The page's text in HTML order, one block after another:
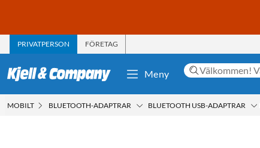
PRIVATPERSON FÖRETAG
Meny
MOBILT BLUETOOTH-ADAPTRAR BLUETOOTH USB-ADAPTRAR